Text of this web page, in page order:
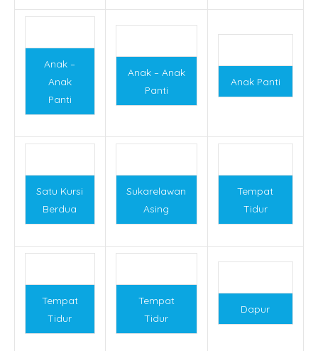
Anak –
Anak
Panti
Anak – Anak
Panti
Anak Panti
Satu Kursi
Berdua
Sukarelawan
Asing
Tempat
Tidur
Tempat
Tidur
Tempat
Tidur
Dapur